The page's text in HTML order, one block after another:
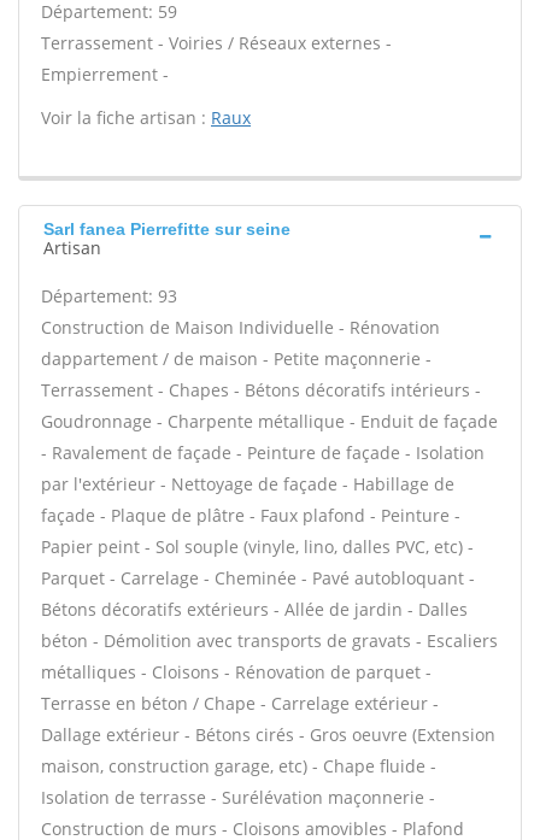
Département: 59
Terrassement - Voiries / Réseaux externes -
Empierrement -
Voir la fiche artisan : Raux
Sarl fanea Pierrefitte sur seine
Artisan
Département: 93
Construction de Maison Individuelle - Rénovation
dappartement / de maison - Petite maçonnerie -
Terrassement - Chapes - Bétons décoratifs intérieurs -
Goudronnage - Charpente métallique - Enduit de façade
- Ravalement de façade - Peinture de façade - Isolation
par l'extérieur - Nettoyage de façade - Habillage de
façade - Plaque de plâtre - Faux plafond - Peinture -
Papier peint - Sol souple (vinyle, lino, dalles PVC, etc) -
Parquet - Carrelage - Cheminée - Pavé autobloquant -
Bétons décoratifs extérieurs - Allée de jardin - Dalles
béton - Démolition avec transports de gravats - Escaliers
métalliques - Cloisons - Rénovation de parquet -
Terrasse en béton / Chape - Carrelage extérieur -
Dallage extérieur - Bétons cirés - Gros oeuvre (Extension
maison, construction garage, etc) - Chape fluide -
Isolation de terrasse - Surélévation maçonnerie -
Construction de murs - Cloisons amovibles - Plafond